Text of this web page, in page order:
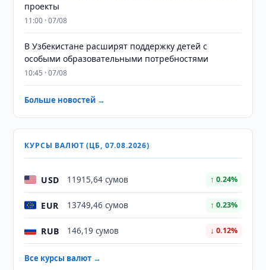
проекты
11:00 · 07/08
В Узбекистане расширят поддержку детей с
особыми образовательными потребностями
10:45 · 07/08
Больше новостей →
КУРСЫ ВАЛЮТ (ЦБ, 07.08.2026)
USD 11915,64 сумов ↑ 0.24%
EUR 13749,46 сумов ↑ 0.23%
RUB 146,19 сумов ↓ 0.12%
Все курсы валют →